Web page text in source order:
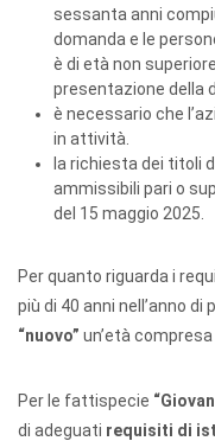
sessanta anni
domanda e le
è di età non
presentazione della
è necessario che
in attività.
la richiesta dei titoli
ammissibili pari o
del 15 maggio 2025.
Per quanto riguarda i
più di 40 anni nell’anno
“nuovo” un’età compresa
Per le fattispecie
di adeguati requisiti di